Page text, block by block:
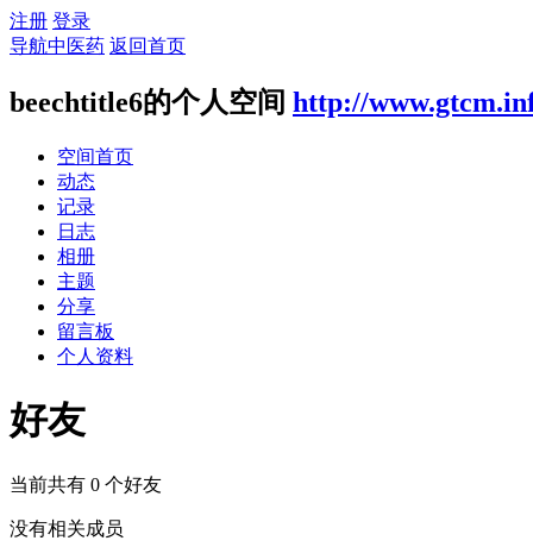
注册 登录
导航中医药 返回首页
beechtitle6的个人空间 http://
空间首页
动态
记录
日志
相册
主题
分享
留言板
个人资料
好友
当前共有 0 个好友
没有相关成员